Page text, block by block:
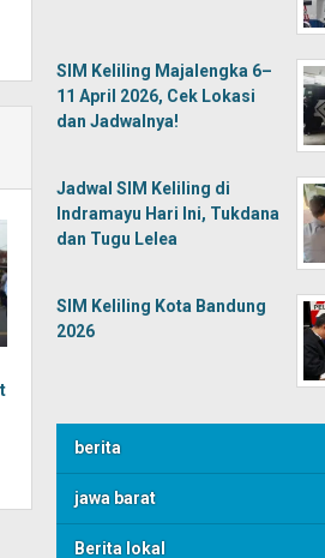
SIM Keliling Majalengka 6–
11 April 2026, Cek Lokasi
dan Jadwalnya!
Jadwal SIM Keliling di
Indramayu Hari Ini, Tukdana
dan Tugu Lelea
SIM Keliling Kota Bandung
2026
berita
jawa barat
Berita lokal